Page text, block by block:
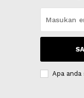
Apa anda